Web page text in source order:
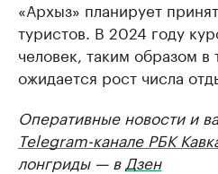
«Архыз» планирует
туристов. В 2024 году
человек, таким образом
ожидается рост числа
Оперативные новости и
Telegram-канале РБК
лонгриды — в Дзен